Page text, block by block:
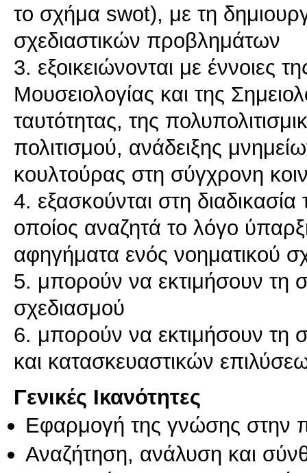
το σχήμα swot), με τη
σχεδιαστικών προβλημάτων
3. εξοικειώνονται με έννοιες
Μουσειολογίας και της
ταυτότητας, της
πολιτισμού, ανάδειξης
κουλτούρας στη σύγχρονη
4. εξασκούνται στη
οποίος αναζητά το λόγο
αφηγήματα ενός νοηματικού
5. μπορούν να εκτιμήσουν τη
σχεδιασμού
6. μπορούν να εκτιμήσουν τη
Γενικές Ικανότητες
Εφαρμογή της γνώσης στην
Αναζήτηση, ανάλυση και